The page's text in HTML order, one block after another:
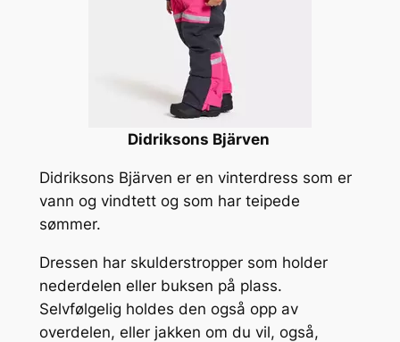
Didriksons Bjärven
Didriksons Bjärven er en vinterdress som er
vann og vindtett og som har teipede
sømmer.
Dressen har skulderstropper som holder
nederdelen eller buksen på plass.
Selvfølgelig holdes den også opp av
overdelen, eller jakken om du vil, også,